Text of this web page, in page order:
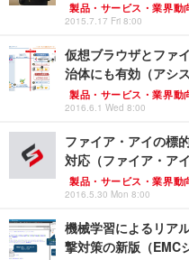
製品・サービス・業界動
2015.7.17 Fri 8:00
仮想ブラウザとファ
治体にも有効（アシ
製品・サービス・業界動
2016.6.1 Wed 8:00
ファイア・アイの標
対応（ファイア・ア
製品・サービス・業界動
2016.5.30 Mon 8:00
機械学習によるリア
撃対策の新版（EMC